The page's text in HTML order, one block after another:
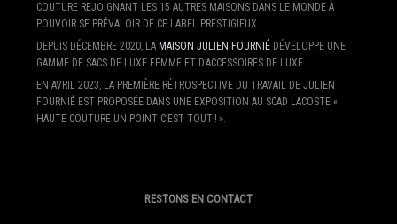
COUTURE REJOIGNANT LES 15 AUTRES MAISONS DANS LE MONDE À
POUVOIR SE PRÉVALOIR DE CE LABEL PRESTIGIEUX..
DEPUIS DÉCEMBRE 2020, LA MAISON JULIEN FOURNIÉDÉVELOPPE UNE
GAMME DE SACS DE LUXE FEMME ET D’ACCESSOIRES DE LUXE.
EN AVRIL 2023, LA PREMIÈRE RÉTROSPECTIVE DU TRAVAIL DE JULIEN
FOURNIÉ EST PROPOSÉE DANS UNE EXPOSITION AU SCAD LACOSTE «
HAUTE COUTURE UN POINT C’EST TOUT ! ».
RESTONS EN CONTACT